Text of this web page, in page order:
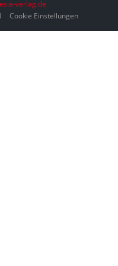
verlag.de
Cookie Einstellungen